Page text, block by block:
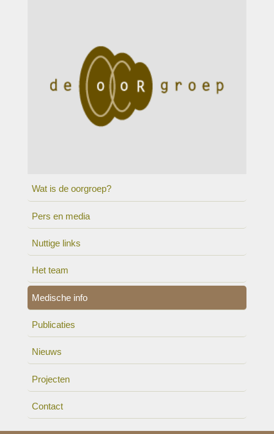
Wat is de oorgroep?
Pers en media
Nuttige links
Het team
Medische info
Publicaties
Nieuws
Projecten
Contact